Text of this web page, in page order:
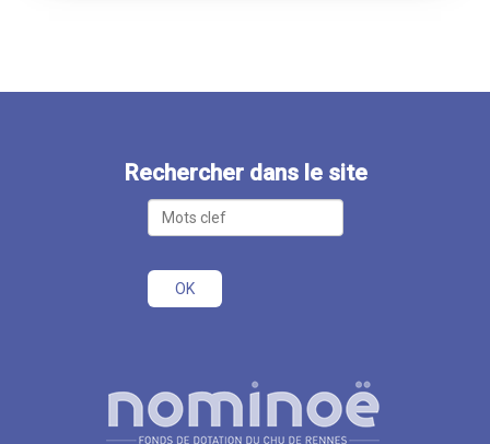
Rechercher dans le site